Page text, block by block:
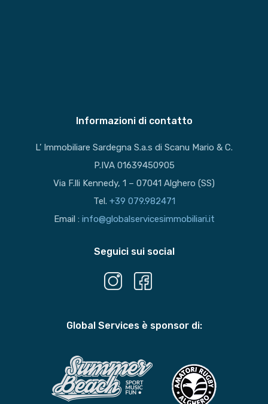
Informazioni di contatto
L’ Immobiliare Sardegna S.a.s di Scanu Mario & C.
P.IVA 01639450905
Via F.lli Kennedy, 1 – 07041 Alghero (SS)
Tel. +39 079.982471
Email : info@globalservicesimmobiliari.it
Seguici sui social
Global Services è sponsor di: